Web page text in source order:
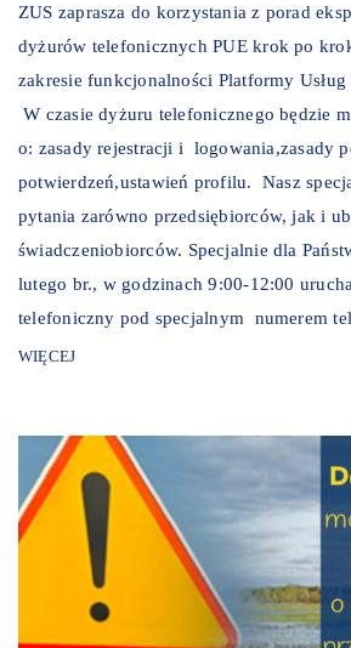
ZUS zaprasza do korzystania z porad
dyżurów telefonicznych PUE krok po
zakresie funkcjonalności Platformy
W czasie dyżuru telefonicznego będzie
o: zasady rejestracji i logowania,zasady
potwierdzeń,ustawień profilu. Nasz
pytania zarówno przedsiębiorców, jak i
świadczeniobiorców. Specjalnie dla
lutego br., w godzinach 9:00-12:00
telefoniczny pod specjalnym numerem
WIĘCEJ